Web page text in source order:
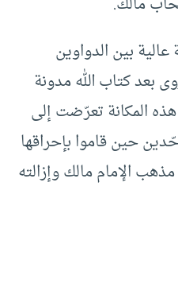
بين الدواوين
بعد كتاب الله مدونة
المكانة تعرّضت إلى
حين قاموا بإحراقها
الإمام مالك وإزالته